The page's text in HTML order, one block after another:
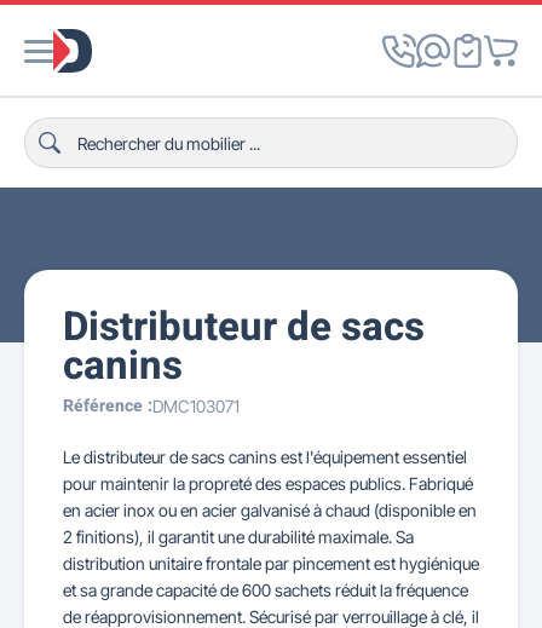
Distributeur de sacs
canins
Référence :DMC103071
Le distributeur de sacs canins est l'équipement essentiel
pour maintenir la propreté des espaces publics. Fabriqué
en acier inox ou en acier galvanisé à chaud (disponible en
2 finitions), il garantit une durabilité maximale. Sa
distribution unitaire frontale par pincement est hygiénique
et sa grande capacité de 600 sachets réduit la fréquence
de réapprovisionnement. Sécurisé par verrouillage à clé, il